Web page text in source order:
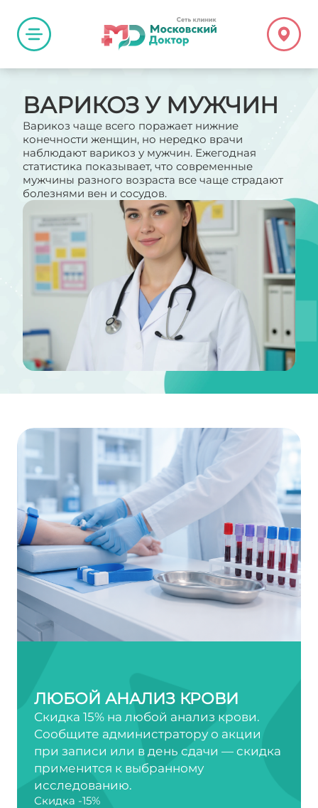
ВАРИКОЗ У МУЖЧИН
Варикоз чаще всего поражает нижние
конечности женщин, но нередко врачи
наблюдают варикоз у мужчин. Ежегодная
статистика показывает, что современные
мужчины разного возраста все чаще страдают
болезнями вен и сосудов.
ЛЮБОЙ АНАЛИЗ КРОВИ
Скидка 15% на любой анализ крови.
Сообщите администратору о акции
при записи или в день сдачи — скидка
применится к выбранному
исследованию.
Скидка -15%